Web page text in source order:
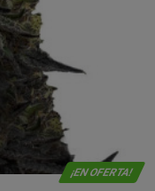
¡EN OFERTA!